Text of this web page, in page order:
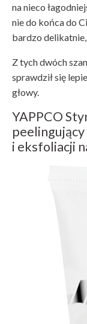
na nieco
nie do końca do
bardzo
Z tych dwóch
sprawdził się
głowy.
YAPPCO
peelingujący
i eksfoliacji